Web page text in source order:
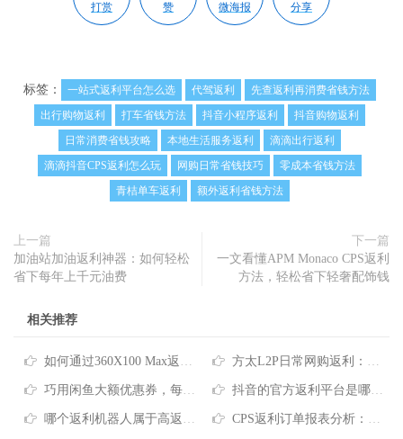
打赏 赞 微海报 分享
标签： 一站式返利平台怎么选 代驾返利
先查返利再消费省钱方法
出行购物返利
打车省钱方法 抖音小程序返利
抖音购物返利
日常消费省钱攻略
本地生活服务返利
滴滴出行返利
滴滴抖音CPS返利怎么玩
网购日常省钱技巧
零成本省钱方法
青桔单车返利
额外返利省钱方法
上一篇
加油站加油返利神器：如何轻松
省下每年上千元油费
下一篇
一文看懂APM Monaco CPS返利
方法，轻松省下轻奢配饰钱
相关推荐
如何通过360X100 Max返利最大化网购省钱效益 方太L2P日常网购返利：如何聪明网购省下真金白银
巧用闲鱼大额优惠券，每年网购省下几千元 抖音的官方返利平台是哪个？一文理清抖音购物省钱返利的正确方式
哪个返利机器人属于高返利平台，教你网购更省钱 CPS返利订单报表分析：网购如何通过工具省下真金白银